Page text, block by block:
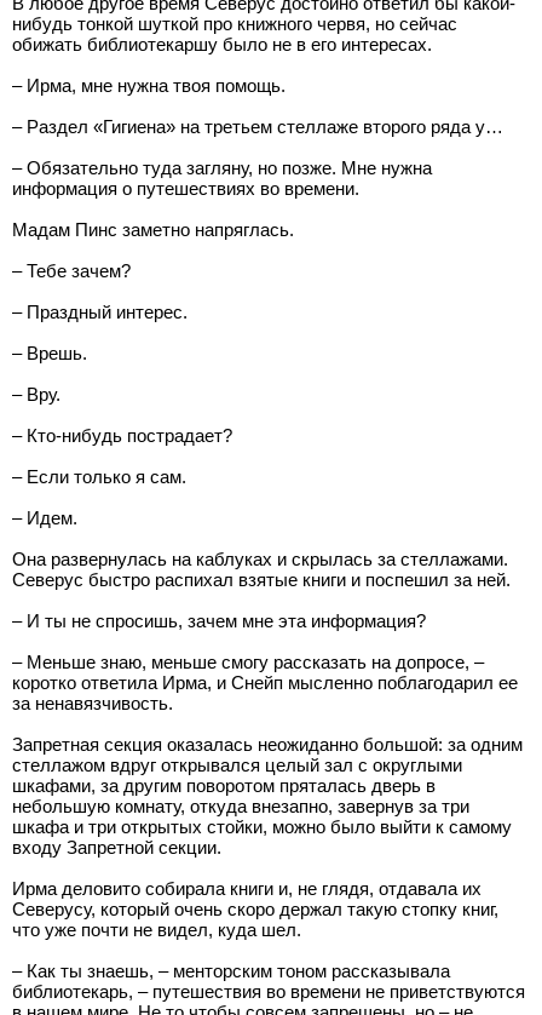
нибудь тонкой шуткой про книжного червя, но сейчас
обижать библиотекаршу было не в его интересах.
– Ирма, мне нужна твоя помощь.
– Раздел «Гигиена» на третьем стеллаже второго ряда у…
– Обязательно туда загляну, но позже. Мне нужна
информация о путешествиях во времени.
Мадам Пинс заметно напряглась.
– Тебе зачем?
– Праздный интерес.
– Врешь.
– Вру.
– Кто-нибудь пострадает?
– Если только я сам.
– Идем.
Она развернулась на каблуках и скрылась за стеллажами.
Северус быстро распихал взятые книги и поспешил за ней.
– И ты не спросишь, зачем мне эта информация?
– Меньше знаю, меньше смогу рассказать на допросе, –
коротко ответила Ирма, и Снейп мысленно поблагодарил ее
за ненавязчивость.
Запретная секция оказалась неожиданно большой: за одним
стеллажом вдруг открывался целый зал с округлыми
шкафами, за другим поворотом пряталась дверь в
небольшую комнату, откуда внезапно, завернув за три
шкафа и три открытых стойки, можно было выйти к самому
входу Запретной секции.
Ирма деловито собирала книги и, не глядя, отдавала их
Северусу, который очень скоро держал такую стопку книг,
что уже почти не видел, куда шел.
– Как ты знаешь, – менторским тоном рассказывала
библиотекарь, – путешествия во времени не приветствуются